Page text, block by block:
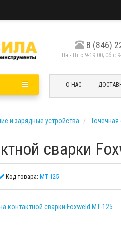
8 (846)
Пн - Пт с 9-19:00; Cб с
О НАС
и зарядные устройства Точечная
сварки
Код товара: МТ-125